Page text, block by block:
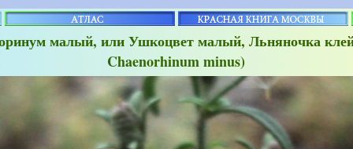
малый, или Ушкоцвет малый, Льняночка
Chaenorhinum minus)